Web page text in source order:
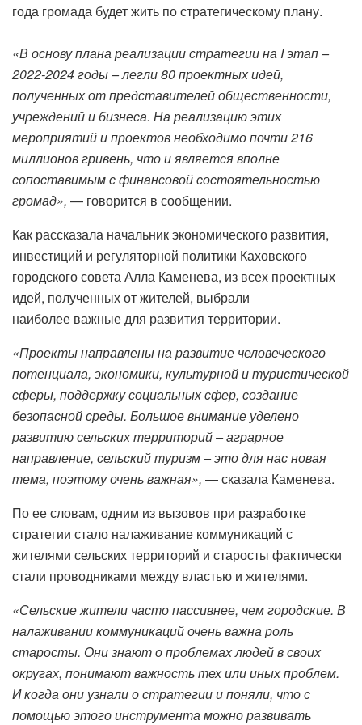
года громада будет жить по стратегическому плану.
«В основу плана реализации стратегии на I этап –
2022-2024 годы – легли 80 проектных идей,
полученных от представителей общественности,
учреждений и бизнеса. На реализацию этих
мероприятий и проектов необходимо почти 216
миллионов гривень, что и является вполне
сопоставимым с финансовой состоятельностью
громад», — говорится в сообщении.
Как рассказала начальник экономического развития,
инвестиций и регуляторной политики Каховского
городского совета Алла Каменева, из всех проектных
идей, полученных от жителей, выбрали
наиболее важные для развития территории.
«Проекты направлены на развитие человеческого
потенциала, экономики, культурной и туристической
сферы, поддержку социальных сфер, создание
безопасной среды. Большое внимание уделено
развитию сельских территорий – аграрное
направление, сельский туризм – это для нас новая
тема, поэтому очень важная», — сказала Каменева.
По ее словам, одним из вызовов при разработке
стратегии стало налаживание коммуникаций с
жителями сельских территорий и старосты фактически
стали проводниками между властью и жителями.
«Сельские жители часто пассивнее, чем городские. В
налаживании коммуникаций очень важна роль
старосты. Они знают о проблемах людей в своих
округах, понимают важность тех или иных проблем.
И когда они узнали о стратегии и поняли, что с
помощью этого инструмента можно развивать